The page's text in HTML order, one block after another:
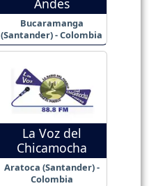
Andes
Bucaramanga
(Santander) - Colombia
La Voz del
Chicamocha
Aratoca (Santander) -
Colombia